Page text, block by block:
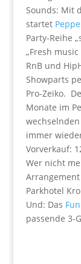
Sounds: Mit
startet
Party-Reihe
„Fresh
RnB und
Showparts
Pro-Zeiko.
Monate im
immer
Vorverkauf:
Wer nicht
Parkhotel
Und: Das
passende 3-